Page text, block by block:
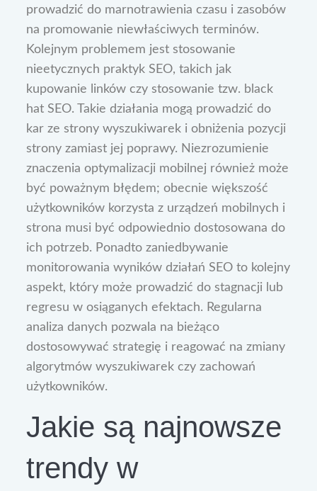
prowadzić do marnotrawienia czasu i zasobów
na promowanie niewłaściwych terminów.
Kolejnym problemem jest stosowanie
nieetycznych praktyk SEO, takich jak
kupowanie linków czy stosowanie tzw. black
hat SEO. Takie działania mogą prowadzić do
kar ze strony wyszukiwarek i obniżenia pozycji
strony zamiast jej poprawy. Niezrozumienie
znaczenia optymalizacji mobilnej również może
być poważnym błędem; obecnie większość
użytkowników korzysta z urządzeń mobilnych i
strona musi być odpowiednio dostosowana do
ich potrzeb. Ponadto zaniedbywanie
monitorowania wyników działań SEO to kolejny
aspekt, który może prowadzić do stagnacji lub
regresu w osiąganych efektach. Regularna
analiza danych pozwala na bieżąco
dostosowywać strategię i reagować na zmiany
algorytmów wyszukiwarek czy zachowań
użytkowników.
Jakie są najnowsze
trendy w